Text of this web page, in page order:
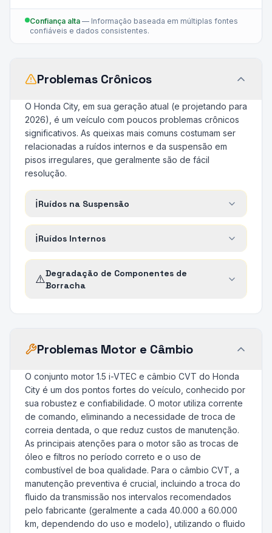
Confiança alta — Informação baseada em múltiplas fontes
confiáveis e dados consistentes.
Problemas Crônicos
O Honda City, em sua geração atual (e projetando para
2026), é um veículo com poucos problemas crônicos
significativos. As queixas mais comuns costumam ser
relacionadas a ruídos internos e da suspensão em
pisos irregulares, que geralmente são de fácil
resolução.
ℹ️Ruídos na Suspensão
ℹ️Ruídos Internos
⚠️Degradação de Componentes de
Borracha
Problemas Motor e Câmbio
O conjunto motor 1.5 i-VTEC e câmbio CVT do Honda
City é um dos pontos fortes do veículo, conhecido por
sua robustez e confiabilidade. O motor utiliza corrente
de comando, eliminando a necessidade de troca de
correia dentada, o que reduz custos de manutenção.
As principais atenções para o motor são as trocas de
óleo e filtros no período correto e o uso de
combustível de boa qualidade. Para o câmbio CVT, a
manutenção preventiva é crucial, incluindo a troca do
fluido da transmissão nos intervalos recomendados
pelo fabricante (geralmente a cada 40.000 a 60.000
km, dependendo do uso e modelo), utilizando o fluido